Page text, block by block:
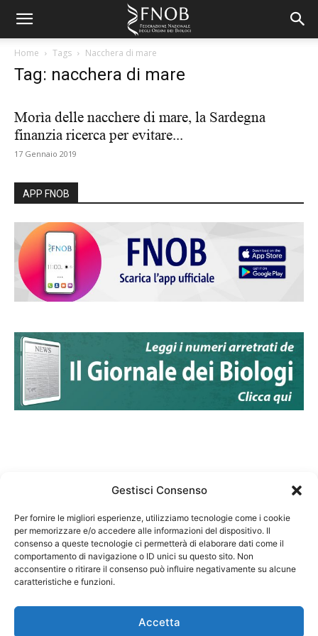
Gestisci Consenso
Per fornire le migliori esperienze, utilizziamo tecnologie come i cookie
per memorizzare e/o accedere alle informazioni del dispositivo. Il
consenso a queste tecnologie ci permetterà di elaborare dati come il
comportamento di navigazione o ID unici su questo sito. Non
acconsentire o ritirare il consenso può influire negativamente su alcune
caratteristiche e funzioni.
Accetta
Home Tags Nacchera di mare
Tag: nacchera di mare
Morìa delle nacchere di mare, la Sardegna
finanzia ricerca per evitare...
17 Gennaio 2019
APP FNOB
Federazione Nazionale Degli Ordini dei Biologi:
codice fiscale 80069130583
Responsabile sito internet www.fnob.it: Vincenzo